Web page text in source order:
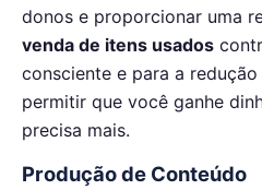
donos e proporcionar uma
venda de itens usados
consciente e para a
permitir que você ganhe
precisa mais.
Produção de Conteúdo